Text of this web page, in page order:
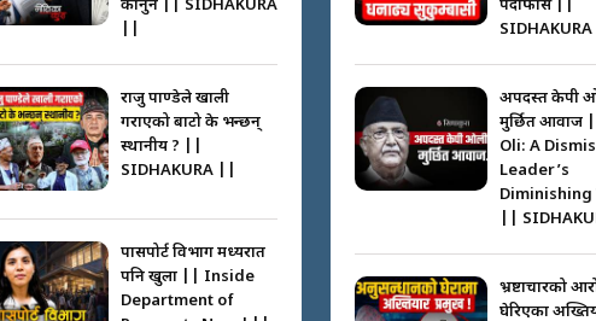
कानुन || SIDHAKURA
राजु पाण्डेले खाली
गराएको बाटो के भन्छन्
स्थानीय ? ||
SIDHAKURA ||
पासपोर्ट विभाग मध्यरात
पनि खुला || Inside
Department of
पर्दाफास ||
SIDHAKURA
अपदस्त केपी
मुर्छित आवाज
Oli: A
Leader’s
Diminishing
||
भ्रष्टाचारको
घेरिएका